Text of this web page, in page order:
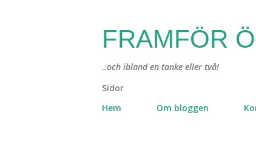
FRAMFÖR
..och ibland en tanke eller två!
Sidor
Hem
Om bloggen